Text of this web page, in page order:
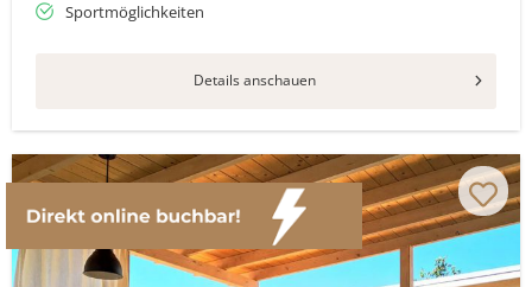
Sportmöglichkeiten
Details anschauen